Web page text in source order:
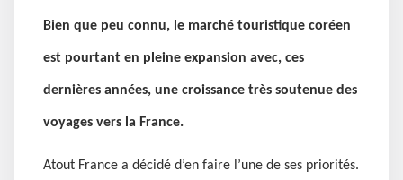
Bien que peu connu, le marché touristique coréen
est pourtant en pleine expansion avec, ces
dernières années, une croissance très soutenue des
voyages vers la France.
Atout France a décidé d’en faire l’une de ses priorités.